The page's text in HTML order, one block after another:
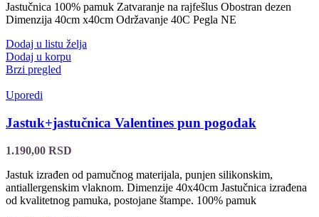
Jastučnica 100% pamuk Zatvaranje na rajfešlus Obostran dezen
Dimenzija 40cm x40cm Održavanje 40C Pegla NE
Dodaj u listu želja
Dodaj u korpu
Brzi pregled
Uporedi
Jastuk+jastučnica Valentines pun pogodak
1.190,00 RSD
Jastuk izrađen od pamučnog materijala, punjen silikonskim,
antiallergenskim vlaknom. Dimenzije 40x40cm Jastučnica izrađena
od kvalitetnog pamuka, postojane štampe. 100% pamuk